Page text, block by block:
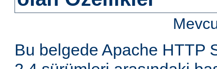
Bu belgede Apache HTTP